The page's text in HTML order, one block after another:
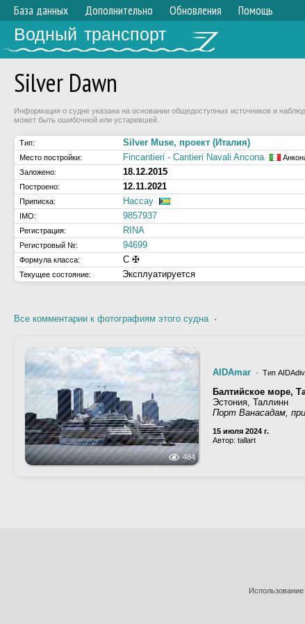
База данных Дополнительно Обновления Помощь
Водный транспорт
Silver Dawn
Информация о судне указана на основании общедоступных источников и
может быть ошибочной или устаревшей.
Тип: Silver Muse, проект (Италия)
Место постройки: Fincantieri - Cantieri Navali Ancona
Заложено:
18.12.2015
Построено: 12.11.2021
Приписка: Нассау
IMO: 9857937
Регистрация: RINA
Регистровый №: 94699
Формула класса: C ✠
Текущее состояние: Эксплуатируется
Все комментарии к фотографиям этого судна·
484
AIDAmar · Тип
Балтийское море,
Эстония, Таллинн
Порт Ванасадам,
15 июля 2024 г.
Автор: tallart